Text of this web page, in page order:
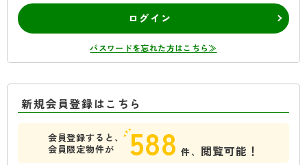
ログイン
パスワードを忘れた方はこちら≫
新規会員登録はこちら
会員登録すると、
会員限定物件が
588 件、 閲覧可能！